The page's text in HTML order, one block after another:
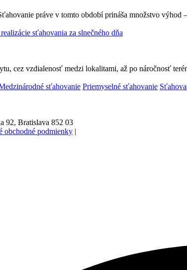
práve v tomto období prináša množstvo výhod
cez vzdialenosť medzi lokalitami, až po náročnosť
sťahovanie Priemyselné sťahovanie
92, Bratislava 852 03
obchodné podmienky |